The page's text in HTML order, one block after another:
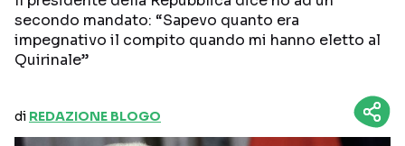
secondo mandato: “Sapevo quanto era
impegnativo il compito quando mi hanno eletto al
Quirinale”
di REDAZIONE BLOGO